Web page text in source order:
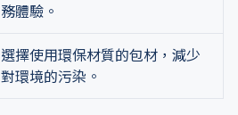
務體驗。
選擇使用環保材質的包材，減少
對環境的污染。